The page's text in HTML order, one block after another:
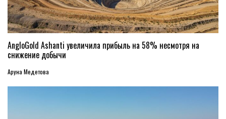
AngloGold Ashanti увеличила прибыль на 58% несмотря на
снижение добычи
Аруна Медетова